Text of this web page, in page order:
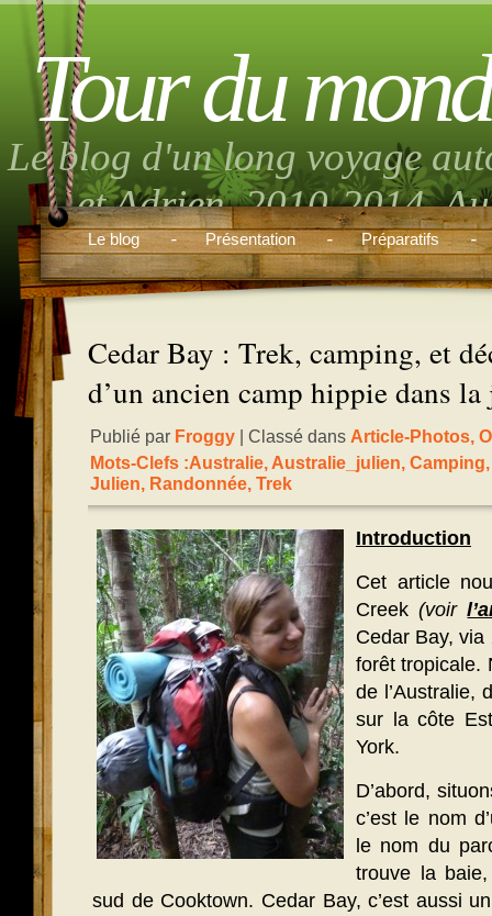
Tour du
Le blog d'un long voyage
et Adrien. 2010-2014.
musique, randonnée,
Le blog Présentation Préparatifs
Cedar Bay : Trek, camping, et
d’un ancien camp hippie dans
Publié par Froggy | Classé dans Article-Photos,
Mots-Clefs :Australie, Australie_julien, Camping
Julien, Randonnée, Trek
Introduction
Cet article
Creek(voir
Cedar Bay,
forêt tropicale.
de l’Australie,
sur la côte
York.
D’abord,
c’est le nom
le nom du
trouve la
sud de Cooktown. Cedar Bay, c’est aussi